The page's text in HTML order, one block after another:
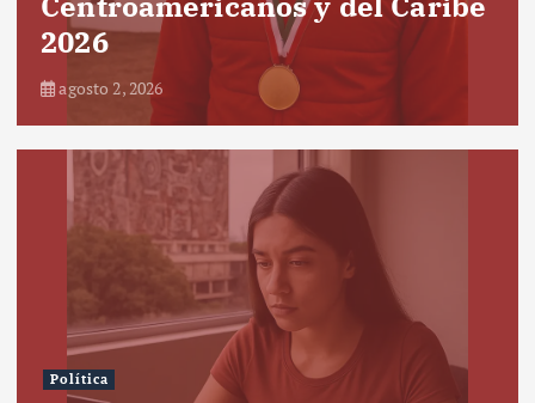
2026
agosto 2, 2026
Política